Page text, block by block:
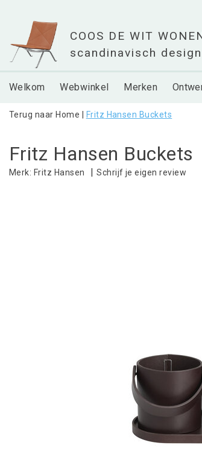
Welkom Webwinkel Merken
Terug naar Home Fritz Hansen Buckets
Fritz Hansen Buckets
Merk: Fritz Hansen |Schrijf je eigen review